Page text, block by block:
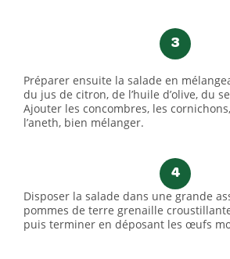
3
Préparer ensuite la salade en
du jus de citron, de l’huile d’olive, du
Ajouter les concombres, les
l’aneth, bien mélanger.
4
Disposer la salade dans une grande
pommes de terre grenaille
puis terminer en déposant les œufs